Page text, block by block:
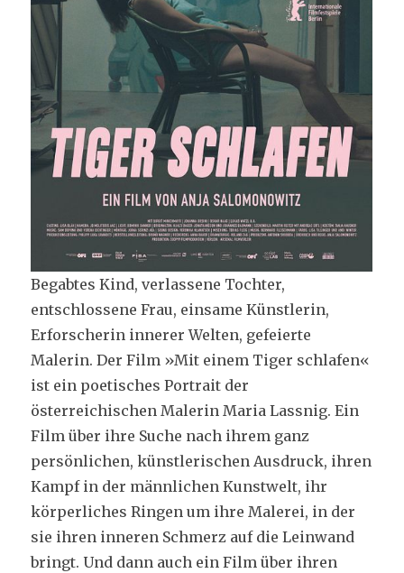
Begabtes Kind, verlassene Tochter,
entschlossene Frau, einsame Künstlerin,
Erforscherin innerer Welten, gefeierte
Malerin. Der Film »Mit einem Tiger schlafen«
ist ein poetisches Portrait der
österreichischen Malerin Maria Lassnig. Ein
Film über ihre Suche nach ihrem ganz
persönlichen, künstlerischen Ausdruck, ihren
Kampf in der männlichen Kunstwelt, ihr
körperliches Ringen um ihre Malerei, in der
sie ihren inneren Schmerz auf die Leinwand
bringt. Und dann auch ein Film über ihren